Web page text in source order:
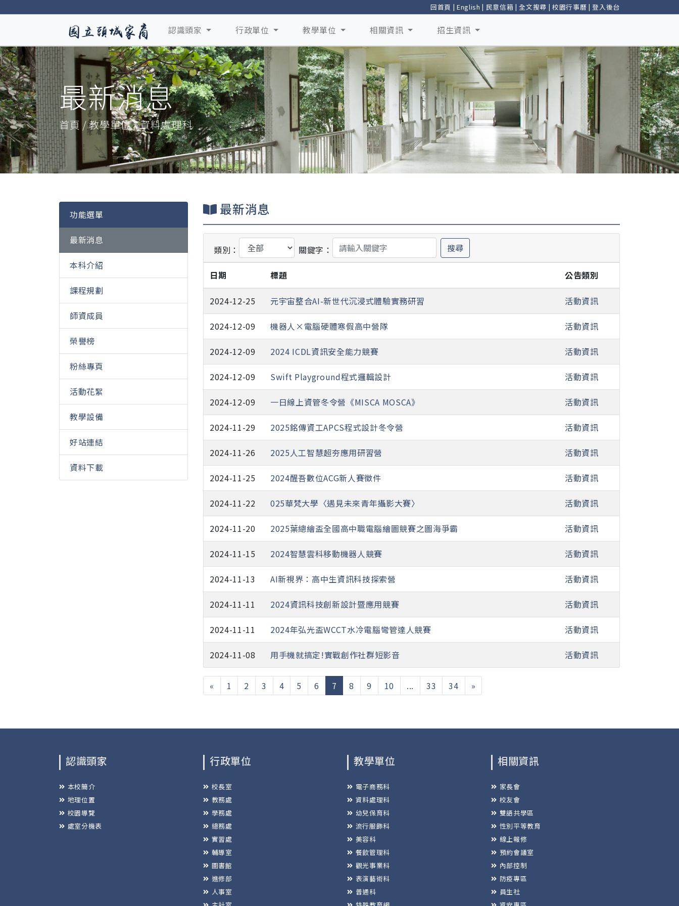
回首頁 | English | 民意信箱 |全文搜尋 | 校園行事曆 |登入後台
認識頭家 行政單位 教學單位 相關資訊 招生資訊
最新消息
首頁 / 教學單位 / 資料處理科
功能選單
最新消息
本科介紹
課程規劃
師資成員
榮譽榜
粉絲專頁
活動花絮
教學設備
好站連結
資料下載
最新消息
類別： 關鍵字： 搜尋
日期 標題 公告類別
2024-12-25 元宇宙整合AI-新世代沉浸式體驗實務研習 活動資訊
2024-12-09 機器人×電腦硬體寒假高中營隊 活動資訊
2024-12-09 2024 ICDL資訊安全能力競賽 活動資訊
2024-12-09 Swift Playground程式邏輯設計 活動資訊
2024-12-09 一日線上資管冬令營《MISCA MOSCA》 活動資訊
2024-11-29 2025銘傳資工APCS程式設計冬令營 活動資訊
2024-11-26 2025人工智慧超夯應用研習營 活動資訊
2024-11-25 2024醒吾數位ACG新人賽徵件 活動資訊
2024-11-22 025華梵大學〈遇見未來青年攝影大賽〉 活動資訊
2024-11-20 2025葉總繪盃全國高中職電腦繪圖競賽之圖海爭霸 活動資訊
2024-11-15 2024智慧雲科移動機器人競賽 活動資訊
2024-11-13 AI新視界：高中生資訊科技探索營 活動資訊
2024-11-11 2024資訊科技創新設計暨應用競賽 活動資訊
2024-11-11 2024年弘光盃WCCT水冷電腦彎管達人競賽 活動資訊
2024-11-08 用手機就搞定!實戰創作社群短影音 活動資訊
« 1 2 3 4 5 6 7 (current)
8 9 10 ... 33 34 »
認識頭家
本校簡介
地理位置
校園導覽
處室分機表
行政單位
校長室
教務處
學務處
總務處
實習處
輔導室
圖書館
進修部
人事室
教學單位
電子商務科
資料處理科
幼兒保育科
流行服飾科
美容科
餐飲管理科
觀光事業科
表演藝術科
普通科
相關資訊
家長會
校友會
雙語共學區
性別平等教育
線上報修
預約會議室
內部控制
防疫專區
員生社